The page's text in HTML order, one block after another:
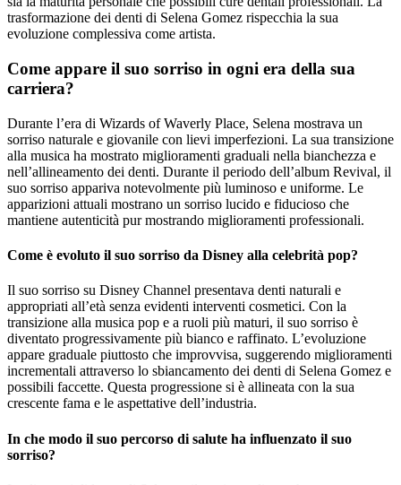
trasformazione dei denti di Selena Gomez rispecchia la sua
evoluzione complessiva come artista.
Come appare il suo sorriso in ogni era della sua
carriera?
Durante l’era di Wizards of Waverly Place, Selena mostrava un
sorriso naturale e giovanile con lievi imperfezioni. La sua transizione
alla musica ha mostrato miglioramenti graduali nella bianchezza e
nell’allineamento dei denti. Durante il periodo dell’album Revival, il
suo sorriso appariva notevolmente più luminoso e uniforme. Le
apparizioni attuali mostrano un sorriso lucido e fiducioso che
mantiene autenticità pur mostrando miglioramenti professionali.
Come è evoluto il suo sorriso da Disney alla celebrità pop?
Il suo sorriso su Disney Channel presentava denti naturali e
appropriati all’età senza evidenti interventi cosmetici. Con la
transizione alla musica pop e a ruoli più maturi, il suo sorriso è
diventato progressivamente più bianco e raffinato. L’evoluzione
appare graduale piuttosto che improvvisa, suggerendo miglioramenti
incrementali attraverso lo sbiancamento dei denti di Selena Gomez e
possibili faccette. Questa progressione si è allineata con la sua
crescente fama e le aspettative dell’industria.
In che modo il suo percorso di salute ha influenzato il suo
sorriso?